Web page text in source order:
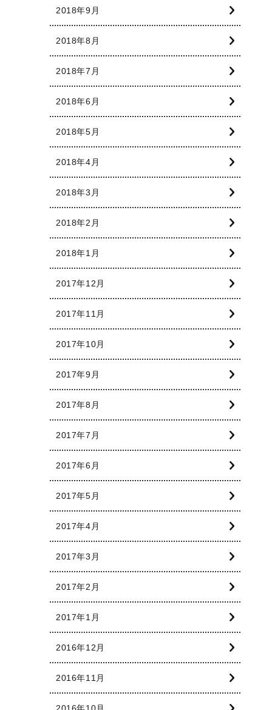
2018年9月
2018年8月
2018年7月
2018年6月
2018年5月
2018年4月
2018年3月
2018年2月
2018年1月
2017年12月
2017年11月
2017年10月
2017年9月
2017年8月
2017年7月
2017年6月
2017年5月
2017年4月
2017年3月
2017年2月
2017年1月
2016年12月
2016年11月
2016年10月